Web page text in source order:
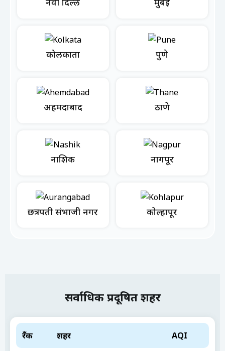
कोलकाता पुणे
अहमदाबाद ठाणे
नाशिक नागपूर
छत्रपती संभाजी नगर कोल्हापूर
सर्वाधिक प्रदूषित शहर
रँक शहर AQI